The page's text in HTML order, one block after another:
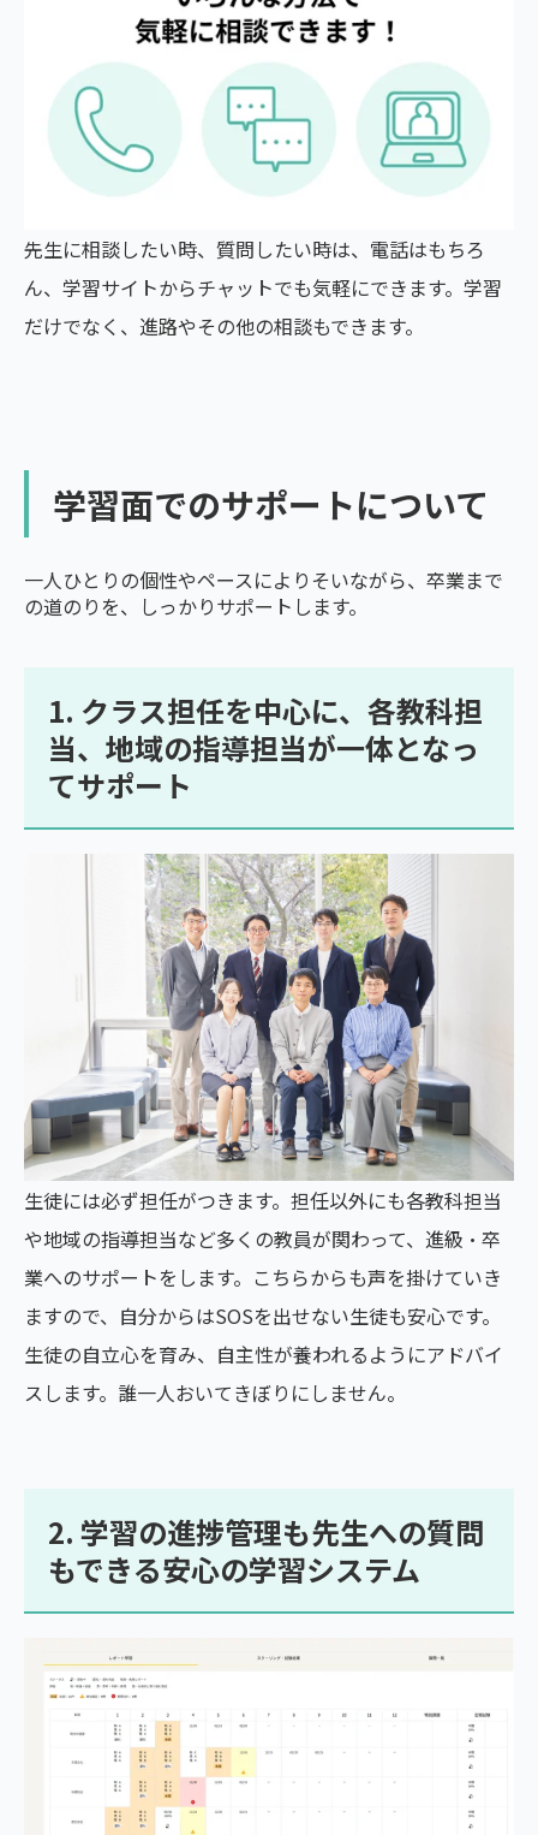
先生に相談したい時、質問したい時は、電話はもちろ
ん、学習サイトからチャットでも気軽にできます。学習
だけでなく、進路やその他の相談もできます。
学習面でのサポートについて
一人ひとりの個性やペースによりそいながら、卒業まで
の道のりを、しっかりサポートします。
1. クラス担任を中心に、各教科担
当、地域の指導担当が一体となっ
てサポート
生徒には必ず担任がつきます。担任以外にも各教科担当
や地域の指導担当など多くの教員が関わって、進級・卒
業へのサポートをします。こちらからも声を掛けていき
ますので、自分からはSOSを出せない生徒も安心です。
生徒の自立心を育み、自主性が養われるようにアドバイ
スします。誰一人おいてきぼりにしません。
2. 学習の進捗管理も先生への質問
もできる安心の学習システム